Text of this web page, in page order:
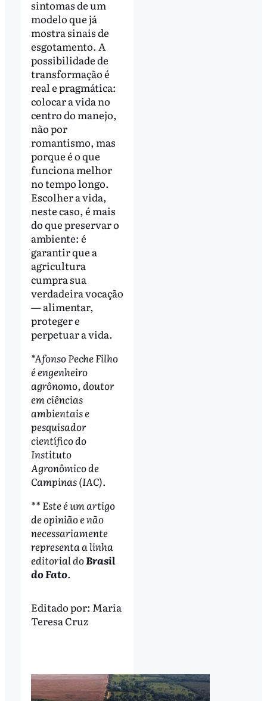
sintomas de um
modelo que já
mostra sinais de
esgotamento. A
possibilidade de
transformação é
real e pragmática:
colocar a vida no
centro do manejo,
não por
romantismo, mas
porque é o que
funciona melhor
no tempo longo.
Escolher a vida,
neste caso, é mais
do que preservar o
ambiente: é
garantir que a
agricultura
cumpra sua
verdadeira vocação
— alimentar,
proteger e
perpetuar a vida.
*Afonso Peche Filho
é engenheiro
agrônomo, doutor
em ciências
ambientais e
pesquisador
científico do
Instituto
Agronômico de
Campinas (IAC).
** Este é um artigo
de opinião e não
necessariamente
representa a linha
editorial doBrasil
do Fato.
Editado por: Maria
Teresa Cruz